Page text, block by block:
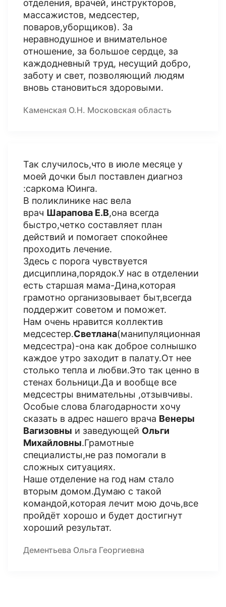
отделения, врачей, инструкторов,
массажистов, медсестер,
поваров,уборщиков). За
неравнодушное и внимательное
отношение, за большое сердце, за
каждодневный труд, несущий добро,
заботу и свет, позволяющий людям
вновь становиться здоровыми.
Каменская О.Н. Московская область
Так случилось,что в июле месяце у
моей дочки был поставлен диагноз
:саркома Юинга.
В поликлинике нас вела
врач Шарапова Е.В,она всегда
быстро,четко составляет план
действий и помогает спокойнее
проходить лечение.
Здесь с порога чувствуется
дисциплина,порядок.У нас в отделении
есть старшая мама-Дина,которая
грамотно организовывает быт,всегда
поддержит советом и поможет.
Нам очень нравится коллектив
медсестер.Светлана(манипуляционная
медсестра)-она как доброе солнышко
каждое утро заходит в палату.От нее
столько тепла и любви.Это так ценно в
стенах больници.Да и вообще все
медсестры внимательны ,отзывчивы.
Особые слова благодарности хочу
сказать в адрес нашего врача Венеры
Вагизовны и заведующей Ольги
Михайловны.Грамотные
специалисты,не раз помогали в
сложных ситуациях.
Наше отделение на год нам стало
вторым домом.Думаю с такой
командой,которая лечит мою дочь,все
пройдёт хорошо и будет достигнут
хороший результат.
Дементьева Ольга Георгиевна